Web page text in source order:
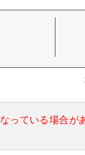
っている場合が